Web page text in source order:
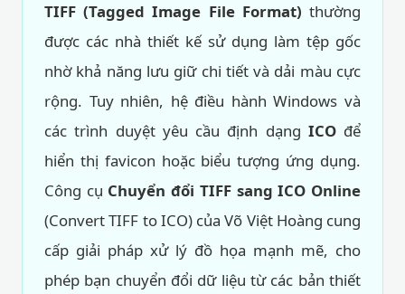
TIFF (Tagged Image File Format) thường
được các nhà thiết kế sử dụng làm tệp gốc
nhờ khả năng lưu giữ chi tiết và dải màu cực
rộng. Tuy nhiên, hệ điều hành Windows và
các trình duyệt yêu cầu định dạng ICOđể
hiển thị favicon hoặc biểu tượng ứng dụng.
Công cụ Chuyển đổi TIFF sang ICO Online
(Convert TIFF to ICO) của Võ Việt Hoàng cung
cấp giải pháp xử lý đồ họa mạnh mẽ, cho
phép bạn chuyển đổi dữ liệu từ các bản thiết